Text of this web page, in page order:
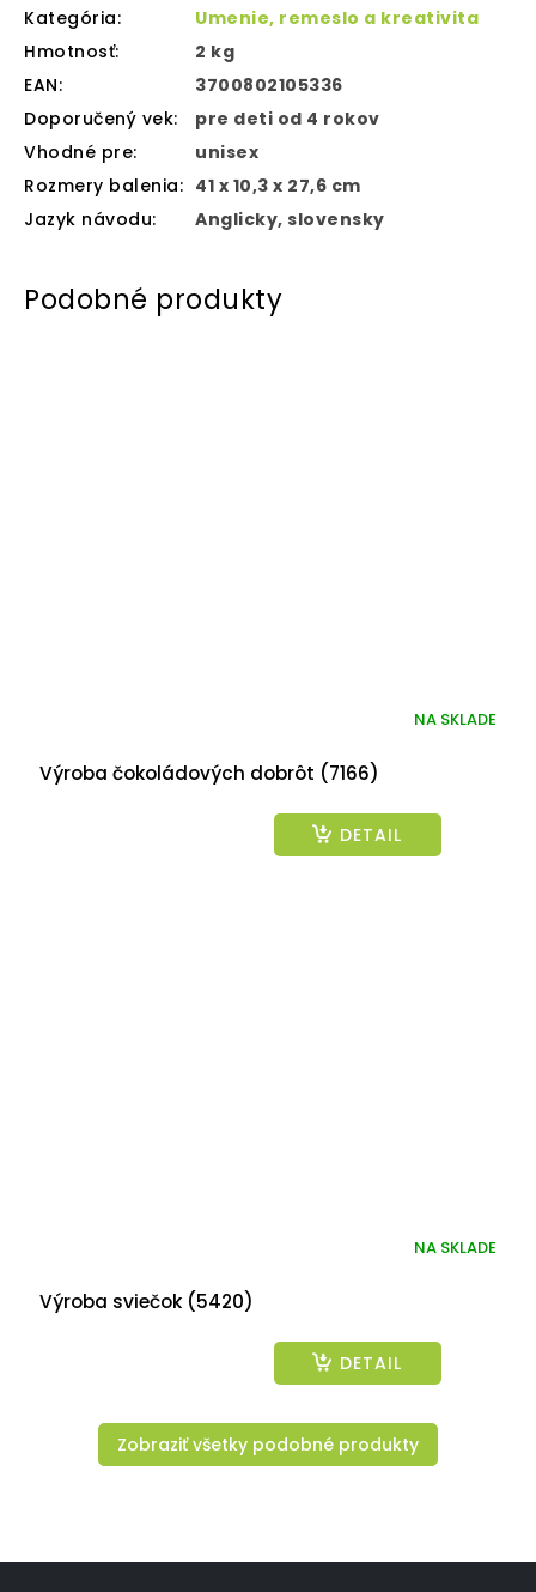
Kategória:
Umenie, remeslo a kreativita
Hmotnosť:
2 kg
EAN:
3700802105336
Doporučený vek:
pre deti od 4 rokov
Vhodné pre:
unisex
Rozmery balenia: ‎41 x 10,3 x 27,6 cm
Jazyk návodu: Anglicky, slovensky
Výroba čokoládových dobrôt (7166)
NA SKLADE
DETAIL
Výroba sviečok (5420)
NA SKLADE
DETAIL
Zobraziť všetky podobné produkty
Z